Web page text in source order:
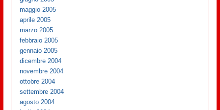
maggio 2005
aprile 2005
marzo 2005
febbraio 2005
gennaio 2005
dicembre 2004
novembre 2004
ottobre 2004
settembre 2004
agosto 2004